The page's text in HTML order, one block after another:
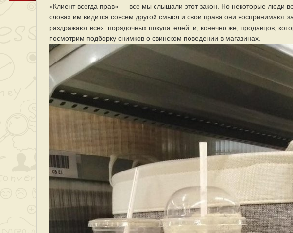
«Клиент всегда прав» — все мы слышали этот закон. Но некоторые люди
словах им видится совсем другой смысл и свои права они воспринимают
раздражают всех: порядочных покупателей, и, конечно же, продавцов,
посмотрим подборку снимков о свинском поведении в магазинах.